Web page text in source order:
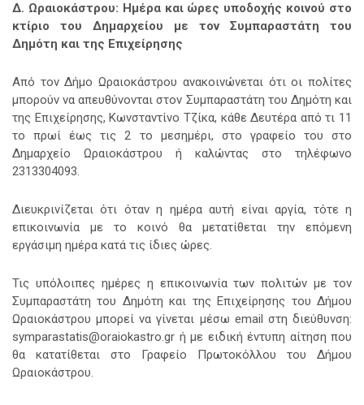
Δ. Ωραιοκάστρου: Ημέρα και ώρες υποδοχής κοινού στο
κτίριο του Δημαρχείου με τον Συμπαραστάτη του
Δημότη και της Επιχείρησης
Από τον Δήμο Ωραιοκάστρου ανακοινώνεται ότι οι πολίτες
μπορούν να απευθύνονται στον Συμπαραστάτη του Δημότη και
της Επιχείρησης, Κωνσταντίνο Τζίκα, κάθε Δευτέρα από τι 11
το πρωί έως τις 2 το μεσημέρι, στο γραφείο του στο
Δημαρχείο Ωραιοκάστρου ή καλώντας στο τηλέφωνο
2313304093.
Διευκρινίζεται ότι όταν η ημέρα αυτή είναι αργία, τότε η
επικοινωνία με το κοινό θα μετατίθεται την επόμενη
εργάσιμη ημέρα κατά τις ίδιες ώρες.
Τις υπόλοιπες ημέρες η επικοινωνία των πολιτών με τον
Συμπαραστάτη του Δημότη και της Επιχείρησης του Δήμου
Ωραιοκάστρου μπορεί να γίνεται μέσω email στη διεύθυνση:
symparastatis@oraiokastro.gr ή με ειδική έντυπη αίτηση που
θα κατατίθεται στο Γραφείο Πρωτοκόλλου του Δήμου
Ωραιοκάστρου.